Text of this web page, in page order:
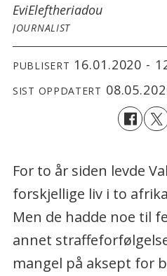
EviEleftheriadou
JOURNALIST
PUBLISERT 16.01.2020 -
SIST OPPDATERT
For to år siden levde
forskjellige liv i to
Men de hadde noe til
annet
mangel på aksept for